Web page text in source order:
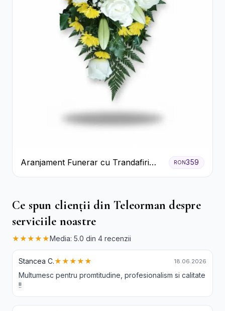
Aranjament Funerar cu Trandafiri
Albi Crizanteme Galbene și Crini
RON359
Ce spun clienții din Teleorman despre
serviciile noastre
★★★★★Media: 5.0 din 4 recenzii
Stancea C.★★★★★ 18.06.2026
Multumesc pentru promtitudine, profesionalism si calitate
!!